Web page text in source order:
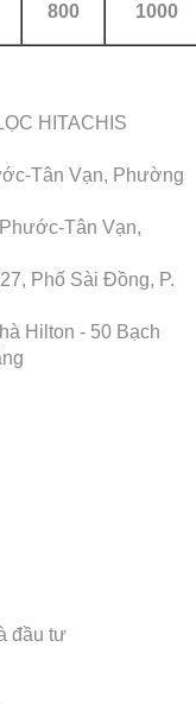
800 1000
HITACHIS
Tân Vạn, Phường
Tân Vạn,
Phố Sài Đồng, P.
Hilton - 50 Bạch
đầu tư